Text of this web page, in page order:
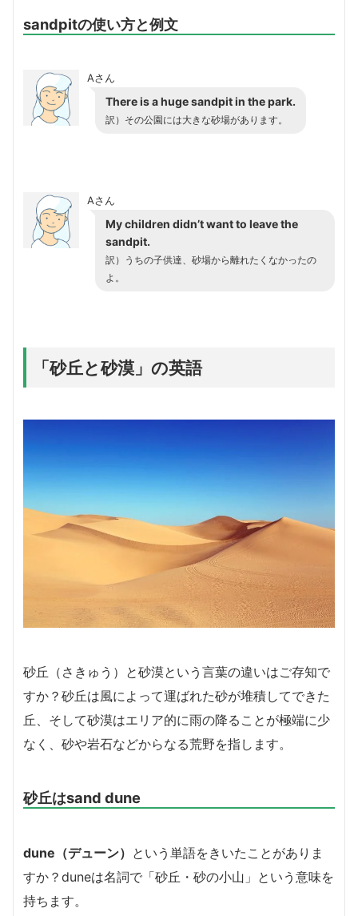
sandpitの使い方と例文
Aさん
There is a huge sandpit in the park.
訳）その公園には大きな砂場があります。
Aさん
My children didn’t want to leave the
sandpit.
訳）うちの子供達、砂場から離れたくなかったの
よ。
「砂丘と砂漠」の英語
砂丘（さきゅう）と砂漠という言葉の違いはご存知で
すか？砂丘は風によって運ばれた砂が堆積してできた
丘、そして砂漠はエリア的に雨の降ることが極端に少
なく、砂や岩石などからなる荒野を指します。
砂丘はsand dune
dune（デューン） という単語をきいたことがありま
すか？duneは名詞で「砂丘・砂の小山」という意味を
持ちます。